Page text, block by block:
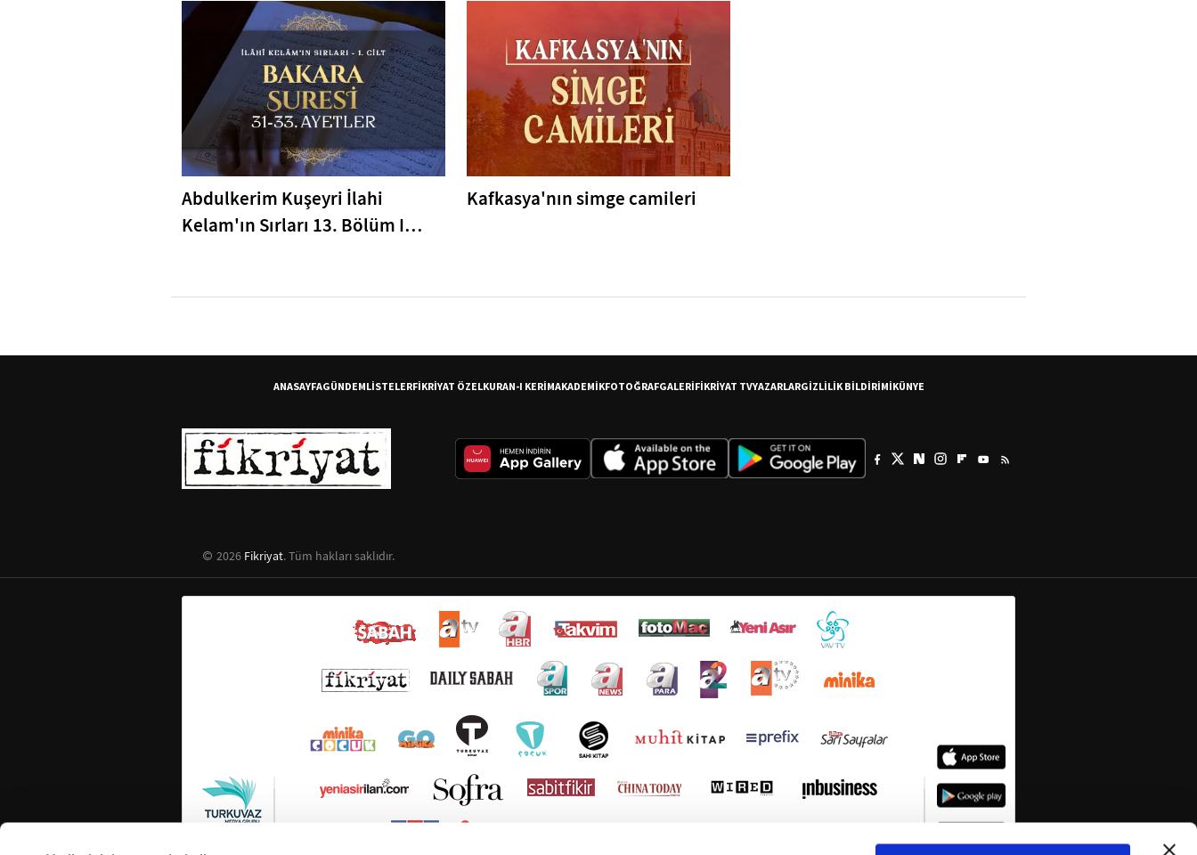
Abdulkerim Kuşeyri İlahi
Kelam'ın Sırları 13. Bölüm I
Kafkasya'nın simge camileri
ANASAYFAGÜNDEMLİSTELERFİKRİYAT ÖZELKURAN-I KERİMAKADEMİKFOTOĞRAFGALERİFİKRİYAT TVYAZARLARGİZLİLİK BİLDİRİMİKÜNYE
2026 Fikriyat. Tüm hakları saklıdır.